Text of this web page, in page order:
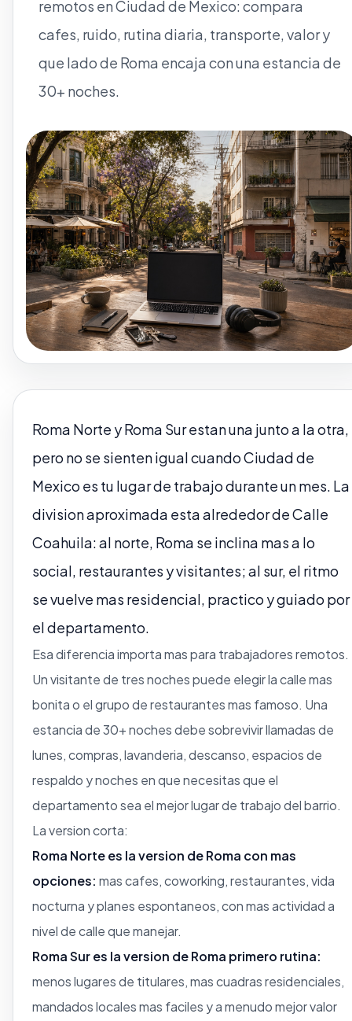
remotos en Ciudad de Mexico: compara
cafes, ruido, rutina diaria, transporte, valor y
que lado de Roma encaja con una estancia de
30+ noches.
Roma Norte y Roma Sur estan una junto a la otra,
pero no se sienten igual cuando Ciudad de
Mexico es tu lugar de trabajo durante un mes. La
division aproximada esta alrededor de Calle
Coahuila: al norte, Roma se inclina mas a lo
social, restaurantes y visitantes; al sur, el ritmo
se vuelve mas residencial, practico y guiado por
el departamento.
Esa diferencia importa mas para trabajadores remotos.
Un visitante de tres noches puede elegir la calle mas
bonita o el grupo de restaurantes mas famoso. Una
estancia de 30+ noches debe sobrevivir llamadas de
lunes, compras, lavanderia, descanso, espacios de
respaldo y noches en que necesitas que el
departamento sea el mejor lugar de trabajo del barrio.
La version corta:
Roma Norte es la version de Roma con mas
opciones: mas cafes, coworking, restaurantes, vida
nocturna y planes espontaneos, con mas actividad a
nivel de calle que manejar.
Roma Sur es la version de Roma primero rutina:
menos lugares de titulares, mas cuadras residenciales,
mandados locales mas faciles y a menudo mejor valor